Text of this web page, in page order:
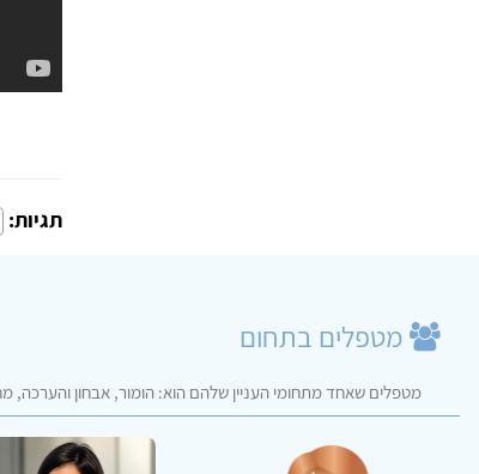
תגיות:
מטפלים בתחום
מטפלים שאחד מתחומי העניין שלהם הוא: הומור, אבחון והערכה,